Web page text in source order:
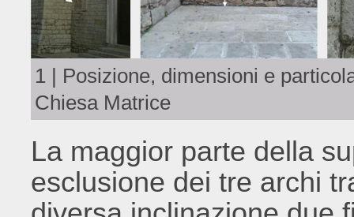
1 | Posizione, dimensioni e
Chiesa Matrice
La maggior parte della
esclusione dei tre archi